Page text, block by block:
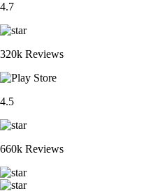
4.7
320k Reviews
4.5
660k Reviews